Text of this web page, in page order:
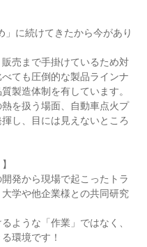
」に続けてきたから今があり
売まで手掛けているため対
ても圧倒的な製品ラインナ
製造体制を有しています。
を扱う場面、自動車点火プ
し、目には見えないところ
発から現場で起こったトラ
学や他企業様との共同研究
ような「作業」ではなく、
環境です！